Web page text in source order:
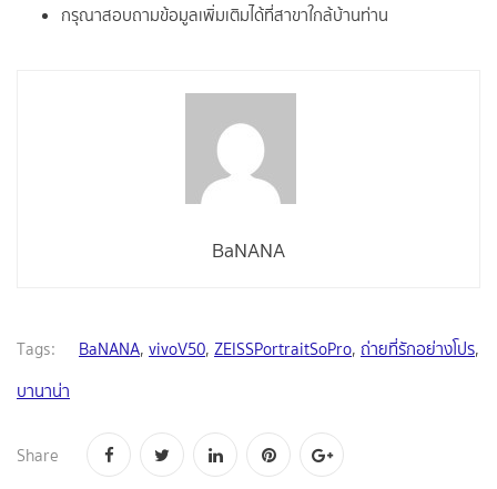
กรุณาสอบถามข้อมูลเพิ่มเติมได้ที่สาขาใกล้บ้านท่าน
BaNANA
Tags: BaNANA, vivoV50, ZEISSPortraitSoPro, ถ่ายที่รักอย่างโปร,
บานาน่า
Share